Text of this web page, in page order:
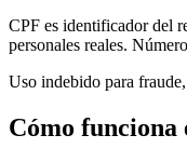
CPF es identificador del
personales reales.
Uso indebido para
Cómo